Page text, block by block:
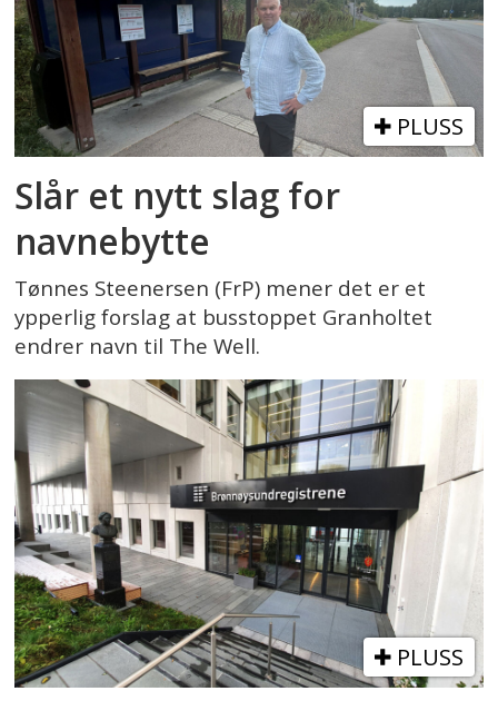
PLUSS
Slår et nytt slag for
navnebytte
Tønnes Steenersen (FrP) mener det er et
ypperlig forslag at busstoppet Granholtet
endrer navn til The Well.
PLUSS